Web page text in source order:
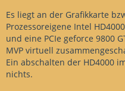
Es liegt an der Grafikkarte
Prozessoreigene Intel HD4000
und eine PCIe geforce 9800
MVP virtuell
Ein abschalten der HD4000
nichts.